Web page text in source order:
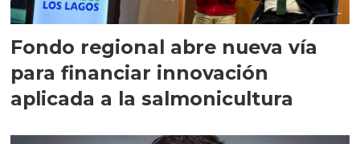
Fondo regional abre nueva vía
para financiar innovación
aplicada a la salmonicultura